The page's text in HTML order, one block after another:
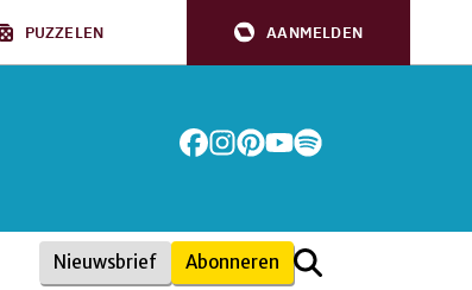
PUZZELEN AANMELDEN
Nieuwsbrief Abonneren